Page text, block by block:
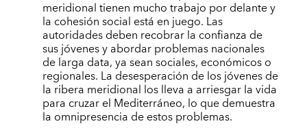
meridional tienen mucho trabajo por delante y
la cohesión social está en juego. Las
autoridades deben recobrar la confianza de
sus jóvenes y abordar problemas nacionales
de larga data, ya sean sociales, económicos o
regionales. La desesperación de los jóvenes de
la ribera meridional los lleva a arriesgar la vida
para cruzar el Mediterráneo, lo que demuestra
la omnipresencia de estos problemas.